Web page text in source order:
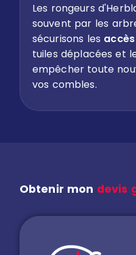
Les rongeurs
souvent par les
sécurisons les
tuiles déplacées et
empêcher toute
vos combles.
Obtenir mon devis